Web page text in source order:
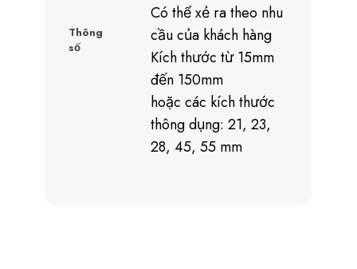
Thông
số
Có thể xẻ ra theo nhu
cầu của khách hàng
Kích thước từ 15mm
đến 150mm
hoặc các kích thước
thông dụng: 21, 23,
28, 45, 55 mm